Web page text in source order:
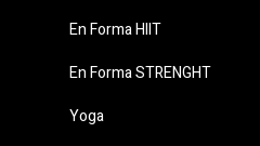
En Forma HIIT
En Forma STRENGHT
Yoga